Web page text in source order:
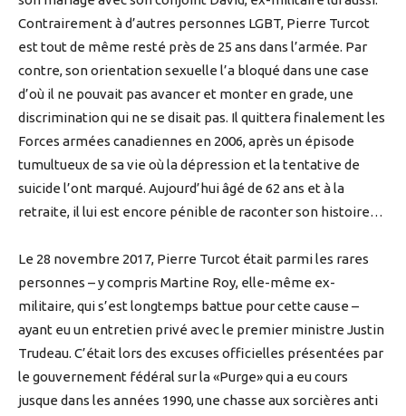
Contrairement à d’autres personnes LGBT, Pierre Turcot
est tout de même resté près de 25 ans dans l’armée. Par
contre, son orientation sexuelle l’a bloqué dans une case
d’où il ne pouvait pas avancer et monter en grade, une
discrimination qui ne se disait pas. Il quittera finalement les
Forces armées canadiennes en 2006, après un épisode
tumultueux de sa vie où la dépression et la tentative de
suicide l’ont marqué. Aujourd’hui âgé de 62 ans et à la
retraite, il lui est encore pénible de raconter son histoire…
Le 28 novembre 2017, Pierre Turcot était parmi les rares
personnes – y compris Martine Roy, elle-même ex-
militaire, qui s’est longtemps battue pour cette cause –
ayant eu un entretien privé avec le premier ministre Justin
Trudeau. C’était lors des excuses officielles présentées par
le gouvernement fédéral sur la «Purge» qui a eu cours
jusque dans les années 1990, une chasse aux sorcières anti